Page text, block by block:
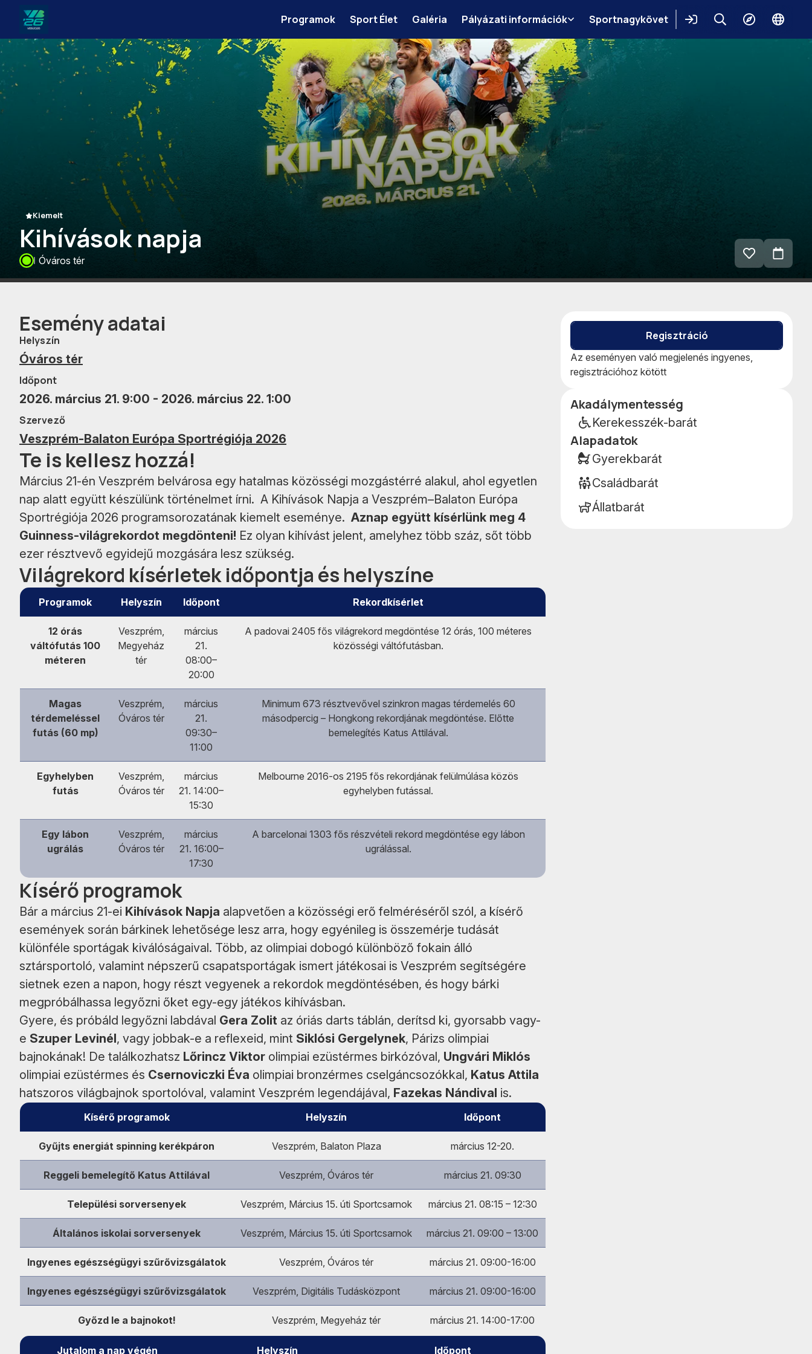
Veszprém-
Balaton
Európa
Sportrégiója
Programok Sport Élet Galéria Pályázati információk Sportnagykövet
BelépésKeresésFelfedezés
Change
Kiemelt
Kihívások napja
Óváros tér
adom
Esemény adatai
Helyszín
Óváros tér
Időpont
2026. március 21. 9:00 - 2026. március 22. 1:00
Szervező
Veszprém-Balaton Európa Sportrégiója 2026
Te is kellesz hozzá!
Március 21-én Veszprém belvárosa egy hatalmas közösségi mozgástérré alakul, ahol egyetlen
nap alatt együtt készülünk történelmet írni. A Kihívások Napja a Veszprém–Balaton Európa
Sportrégiója 2026 programsorozatának kiemelt eseménye. Aznap együtt kísérlünk meg 4
Guinness-világrekordot megdönteni! Ez olyan kihívást jelent, amelyhez több száz, sőt több
ezer résztvevő egyidejű mozgására lesz szükség.
Világrekord kísérletek időpontja és helyszíne
Programok Helyszín Időpont Rekordkísérlet
12 órás
váltófutás 100
méteren
Veszprém,
Megyeház
tér
március
21.
08:00–
20:00
A padovai 2405 fős világrekord megdöntése 12 órás, 100 méteres
közösségi váltófutásban.
Magas
térdemeléssel
futás (60 mp)
Veszprém,
Óváros tér
március
21.
09:30–
11:00
Minimum 673 résztvevővel szinkron magas térdemelés 60
másodpercig – Hongkong rekordjának megdöntése. Előtte
bemelegítés Katus Attilával.
Egyhelyben
futás
Veszprém,
Óváros tér
március
21. 14:00–
15:30
Melbourne 2016-os 2195 fős rekordjának felülmúlása közös
egyhelyben futással.
Egy lábon
ugrálás
Veszprém,
Óváros tér
március
21. 16:00–
17:30
A barcelonai 1303 fős részvételi rekord megdöntése egy lábon
ugrálással.
Kísérő programok
Bár a március 21-ei Kihívások Napja alapvetően a közösségi erő felméréséről szól, a kísérő
események során bárkinek lehetősége lesz arra, hogy egyénileg is összemérje tudását
különféle sportágak kiválóságaival. Több, az olimpiai dobogó különböző fokain álló
sztársportoló, valamint népszerű csapatsportágak ismert játékosai is Veszprém segítségére
sietnek ezen a napon, hogy részt vegyenek a rekordok megdöntésében, és hogy bárki
megpróbálhassa legyőzni őket egy-egy játékos kihívásban.
Gyere, és próbáld legyőzni labdával Gera Zolit az óriás darts táblán, derítsd ki, gyorsabb vagy-
e Szuper Levinél, vagy jobbak-e a reflexeid, mint Siklósi Gergelynek, Párizs olimpiai
bajnokának! De találkozhatsz Lőrincz Viktor olimpiai ezüstérmes birkózóval, Ungvári Miklós
olimpiai ezüstérmes és Csernoviczki Éva olimpiai bronzérmes cselgáncsozókkal, Katus Attila
hatszoros világbajnok sportolóval, valamint Veszprém legendájával, Fazekas Nándival is.
Kísérő programok Helyszín Időpont
Gyűjts energiát spinning kerékpáron Veszprém, Balaton Plaza március 12-20.
Reggeli bemelegítő Katus Attilával Veszprém, Óváros tér március 21. 09:30
Települési sorversenyek Veszprém, Március 15. úti Sportcsarnok március 21. 08:15 – 12:30
Általános iskolai sorversenyek Veszprém, Március 15. úti Sportcsarnok március 21. 09:00 – 13:00
Ingyenes egészségügyi szűrővizsgálatok Veszprém, Óváros tér március 21. 09:00-16:00
Ingyenes egészségügyi szűrővizsgálatok Veszprém, Digitális Tudásközpont március 21. 09:00-16:00
Győzd le a bajnokot! Veszprém, Megyeház tér március 21. 14:00-17:00
Jutalom a nap végén Helyszín Időpont
Regisztráció
Az eseményen való megjelenés ingyenes,
regisztrációhoz kötött
Esemény
részletei
Akadálymentesség
Kerekesszék-barát
Alapadatok
Gyerekbarát
Családbarát
Állatbarát